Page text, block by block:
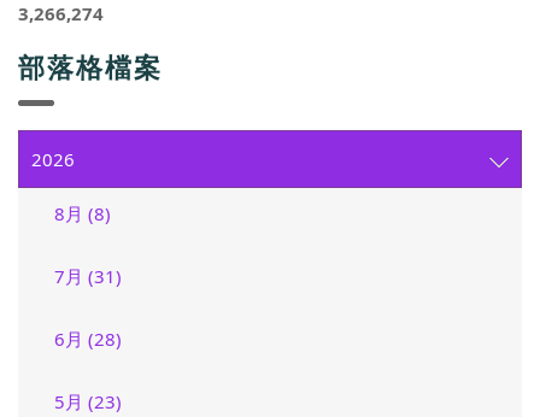
3,266,274
部落格檔案
2026
8月 (8)
7月 (31)
6月 (28)
5月 (23)